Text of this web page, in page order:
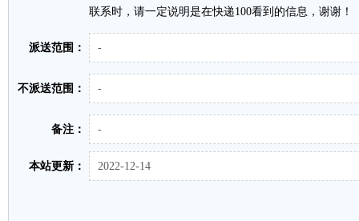
联系时，请一定说明是在快递100看到的信息，谢谢！
派送范围： -
不派送范围： -
备注： -
本站更新： 2022-12-14